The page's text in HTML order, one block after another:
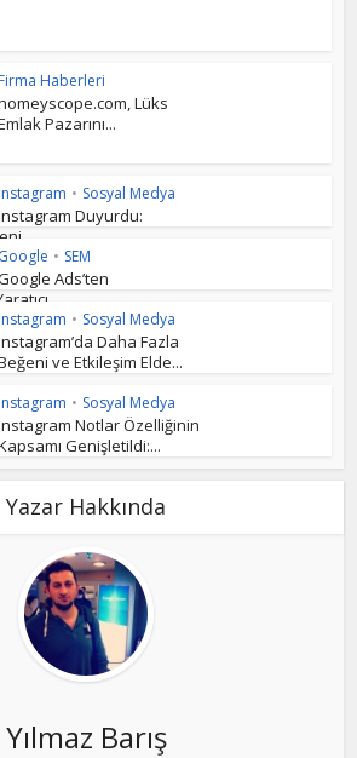
Firma Haberleri
Lüks
Pazarını...
Instagram • Sosyal Medya
Duyurdu:
Google • SEM
Ads’ten
Instagram • Sosyal Medya
Daha Fazla
ve Etkileşim Elde...
Instagram • Sosyal Medya
Notlar Özelliğinin
Genişletildi:...
Yazar Hakkında
Yılmaz Barış